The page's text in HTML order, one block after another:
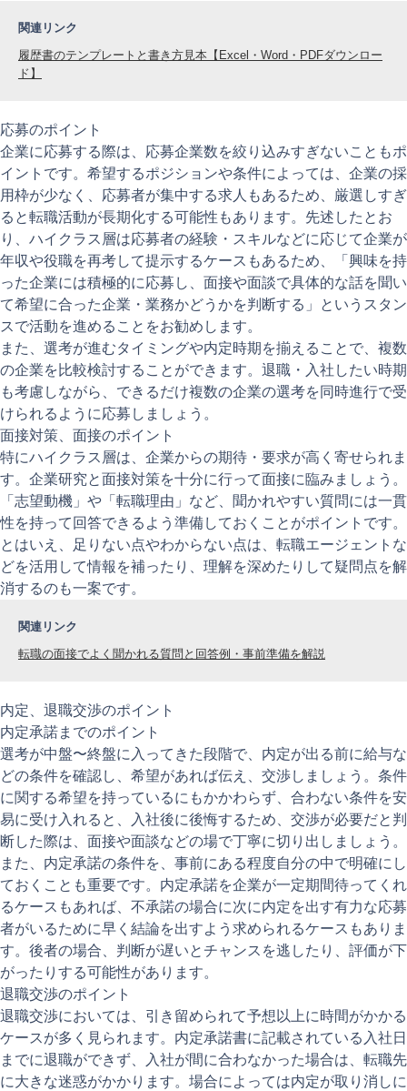
関連リンク
履歴書のテンプレートと書き方見本【Excel・Word・PDFダウンロー
ド】
応募のポイント
企業に応募する際は、応募企業数を絞り込みすぎないこともポ
イントです。希望するポジションや条件によっては、企業の採
用枠が少なく、応募者が集中する求人もあるため、厳選しすぎ
ると転職活動が長期化する可能性もあります。先述したとお
り、ハイクラス層は応募者の経験・スキルなどに応じて企業が
年収や役職を再考して提示するケースもあるため、「興味を持
った企業には積極的に応募し、面接や面談で具体的な話を聞い
て希望に合った企業・業務かどうかを判断する」というスタン
スで活動を進めることをお勧めします。
また、選考が進むタイミングや内定時期を揃えることで、複数
の企業を比較検討することができます。退職・入社したい時期
も考慮しながら、できるだけ複数の企業の選考を同時進行で受
けられるように応募しましょう。
面接対策、面接のポイント
特にハイクラス層は、企業からの期待・要求が高く寄せられま
す。企業研究と面接対策を十分に行って面接に臨みましょう。
「志望動機」や「転職理由」など、聞かれやすい質問には一貫
性を持って回答できるよう準備しておくことがポイントです。
とはいえ、足りない点やわからない点は、転職エージェントな
どを活用して情報を補ったり、理解を深めたりして疑問点を解
消するのも一案です。
関連リンク
転職の面接でよく聞かれる質問と回答例・事前準備を解説
内定、退職交渉のポイント
内定承諾までのポイント
選考が中盤〜終盤に入ってきた段階で、内定が出る前に給与な
どの条件を確認し、希望があれば伝え、交渉しましょう。条件
に関する希望を持っているにもかかわらず、合わない条件を安
易に受け入れると、入社後に後悔するため、交渉が必要だと判
断した際は、面接や面談などの場で丁寧に切り出しましょう。
また、内定承諾の条件を、事前にある程度自分の中で明確にし
ておくことも重要です。内定承諾を企業が一定期間待ってくれ
るケースもあれば、不承諾の場合に次に内定を出す有力な応募
者がいるために早く結論を出すよう求められるケースもありま
す。後者の場合、判断が遅いとチャンスを逃したり、評価が下
がったりする可能性があります。
退職交渉のポイント
退職交渉においては、引き留められて予想以上に時間がかかる
ケースが多く見られます。内定承諾書に記載されている入社日
までに退職ができず、入社が間に合わなかった場合は、転職先
に大きな迷惑がかかります。場合によっては内定が取り消しに